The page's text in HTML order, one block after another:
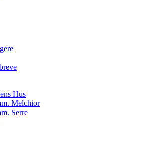
Hus
Melchior
Serre